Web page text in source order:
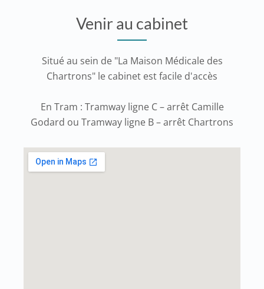
Venir au cabinet
Situé au sein de "La Maison Médicale des
Chartrons" le cabinet est facile d'accès
En Tram : Tramway ligne C – arrêt Camille